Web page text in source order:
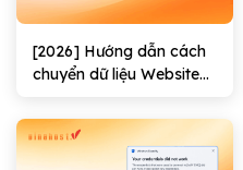
[2026] Hướng dẫn cách
chuyển dữ liệu Website
100%